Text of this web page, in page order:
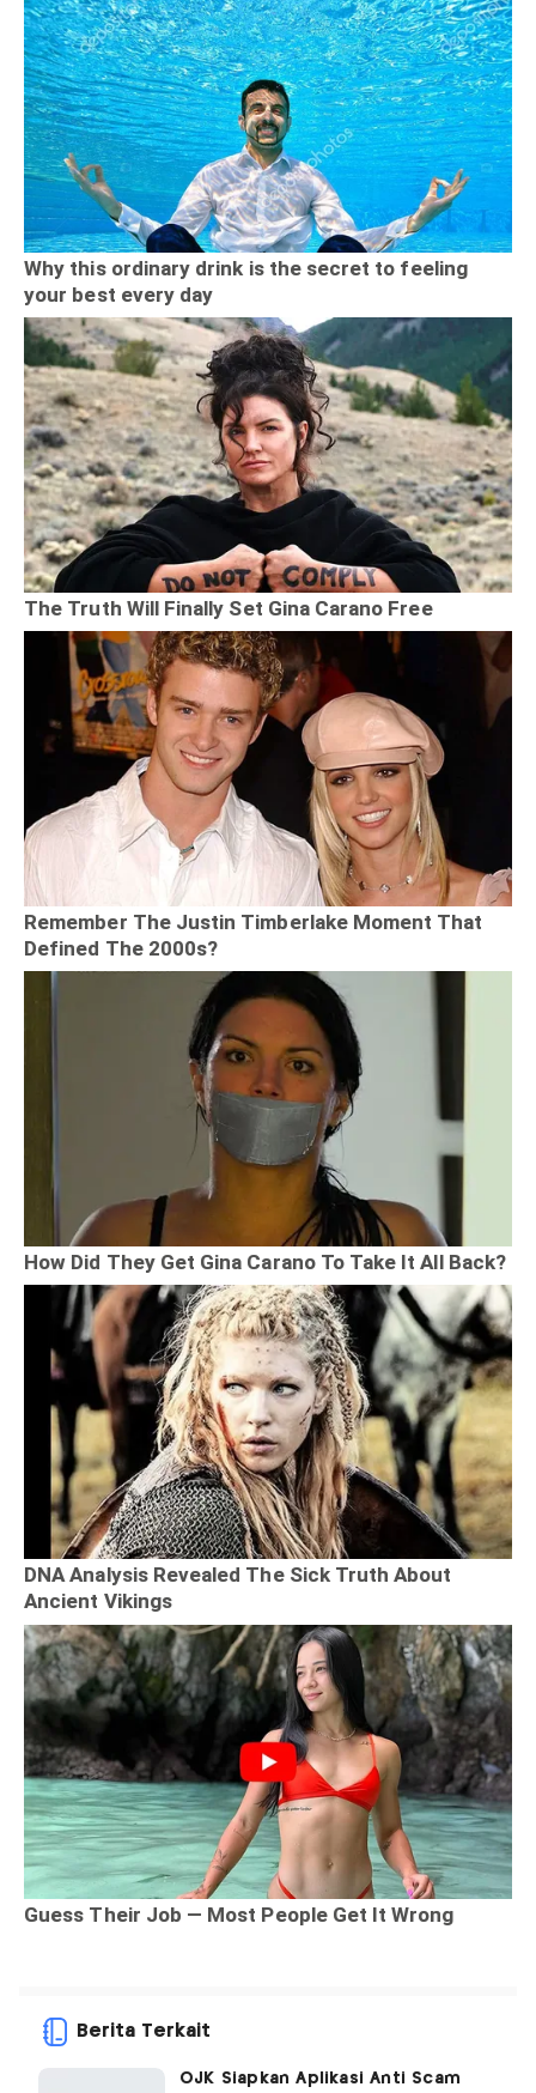
Berita Terkait
OJK Siapkan Aplikasi Anti Scam